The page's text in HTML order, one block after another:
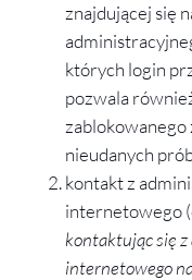
znajdującej się
których login
pozwala
nieudanych
kontakt z
internetowego
kontaktując się
internetowego